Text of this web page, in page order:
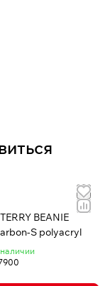
BEANIE
S polyacryl